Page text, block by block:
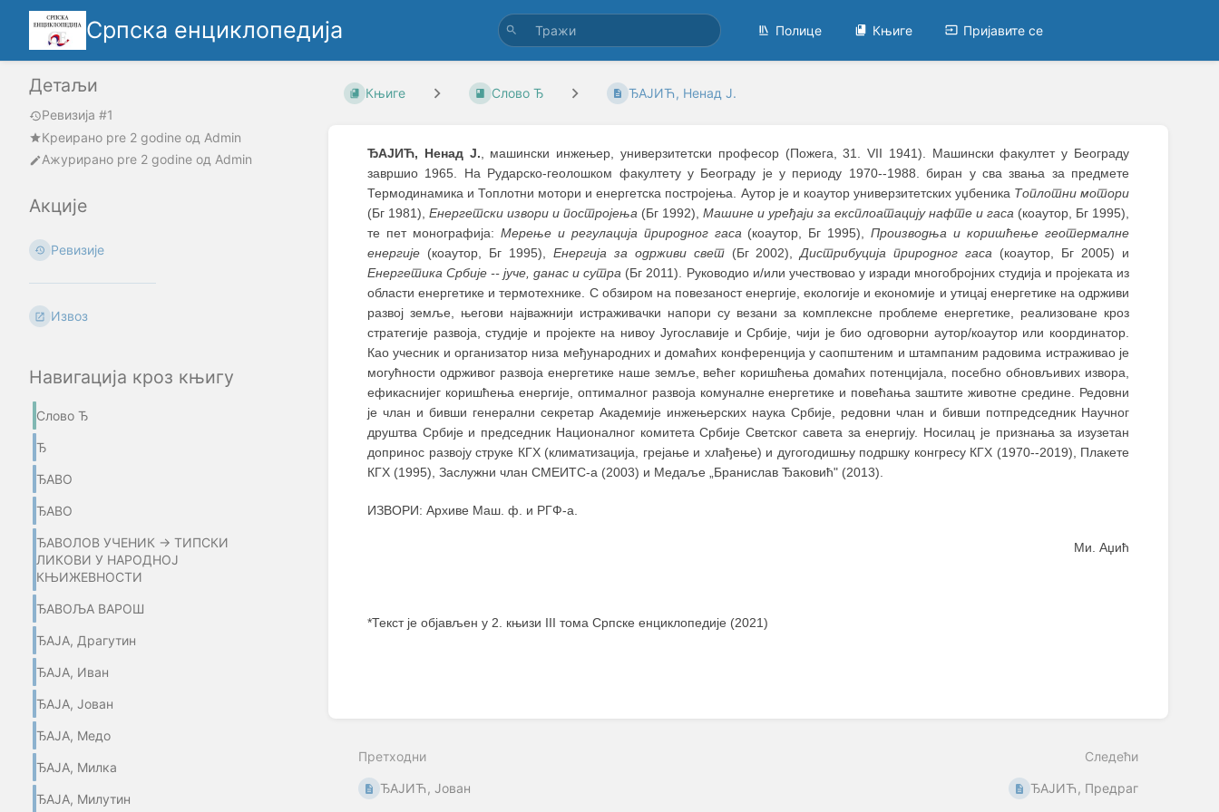
Српска енциклопедија Полице Књиге Пријавите се
Детаљи
Ревизија #1
Креирано pre 2 godine oд Admin
Ажурирано pre 2 godine од Admin
Акције
Ревизије
Извоз
Навигација кроз књигу
Слово Ђ
Ђ
ЂАВО
ЂАВО
ЂАВОЛОВ УЧЕНИК → ТИПСКИ
ЛИКОВИ У НАРОДНОЈ
КЊИЖЕВНОСТИ
ЂАВОЉА ВАРОШ
ЂАЈА, Драгутин
ЂАЈА, Иван
ЂАЈА, Јован
ЂАЈА, Медо
ЂАЈА, Милка
ЂАЈА, Милутин
Књиге Слово Ђ ЂАЈИЋ, Ненад Ј.
ЂАЈИЋ, Ненад Ј., машински инжењер, универзитетски професор (Пожега, 31. VII 1941). Машински факултет у Београду
завршио 1965. На Рударско-геолошком факултету у Београду је у периоду 1970--1988. биран у сва звања за предмете
Термодинамика и Топлотни мотори и енергетска постројења. Аутор је и коаутор универзитетских уџбеника Топлотни мотори
(Бг 1981), Енергетски извори и постројења (Бг 1992), Машине и уређаји за експлоатацију нафте и гаса (коаутор, Бг 1995),
те пет монографија: Мерење и регулација природног гаса(коаутор, Бг 1995),Производња и коришћење геотермалне
енергије (коаутор, Бг 1995), Енергија за одрживи свет(Бг 2002),Дистрибуција природног гаса (коаутор, Бг 2005) и
Енергетика Србије -- јуче, данас и сутра (Бг 2011). Руководио и/или учествовао у изради многобројних студија и пројеката из
области енергетике и термотехнике. С обзиром на повезаност енергије, екологије и економије и утицај енергетике на одрживи
развој земље, његови најважнији истраживачки напори су везани за комплексне проблеме енергетике, реализоване кроз
стратегије развоја, студије и пројекте на нивоу Југославије и Србије, чији је био одговорни аутор/коаутор или координатор.
Као учесник и организатор низа међународних и домаћих конференција у саопштеним и штампаним радовима истраживао је
могућности одрживог развоја енергетике наше земље, већег коришћења домаћих потенцијала, посебно обновљивих извора,
ефикаснијег коришћења енергије, оптималног развоја комуналне енергетике и повећања заштите животне средине. Редовни
је члан и бивши генерални секретар Академије инжењерских наука Србије, редовни члан и бивши потпредседник Научног
друштва Србије и председник Националног комитета Србије Светског савета за енергију. Носилац је признања за изузетан
допринос развоју струке КГХ (климатизација, грејање и хлађење) и дугогодишњу подршку конгресу КГХ (1970--2019), Плакете
КГХ (1995), Заслужни члан СМЕИТС-а (2003) и Медаље „Бранислав Ђаковић" (2013).
ИЗВОРИ: Архиве Маш. ф. и РГФ-а.
Ми. Аџић
*Текст је објављен у 2. књизи III тома Српске енциклопедије (2021)
Претходни
ЂАЈИЋ, Јован
Следећи
ЂАЈИЋ, Предраг